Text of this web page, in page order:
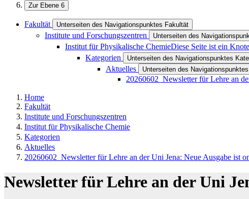
Zur Ebene 6
Fakultät Unterseiten des Navigationspunktes Fakultät
Institute und Forschungszentren Unterseiten des
Institut für Physikalische ChemieDiese Seite ist ein
Kategorien Unterseiten des Navigationspunktes
Aktuelles Unterseiten des
20260602_Newsletter für Lehre an
Home
Fakultät
Institute und Forschungszentren
Institut für Physikalische Chemie
Kategorien
Aktuelles
20260602_Newsletter für Lehre an der Uni Jena: Neue Ausgabe ist
Newsletter für Lehre an der Uni